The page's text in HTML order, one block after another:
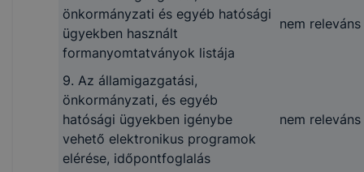
levélcím), honlapjának
címe
Telefonszám: +36-1-
E-mail:
2. A közfeladatot ellátó
szerv felettes, illetve
felügyeleti szervének,
hatósági döntéseinek
A közfeladatot ellátó
felettes, illetve
önkormányzati és egyéb hatósági
ügyekben használt
formanyomtatványok listája
nem releváns
9. Az államigazgatási,
önkormányzati, és egyéb
hatósági ügyekben igénybe
vehető elektronikus programok
elérése, időpontfoglalás
nem releváns